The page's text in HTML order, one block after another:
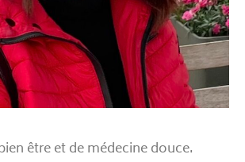
être et de médecine douce.